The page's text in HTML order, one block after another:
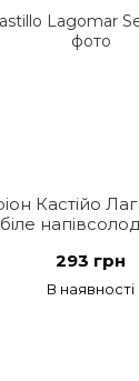
Кастійо
293 грн
В наявності